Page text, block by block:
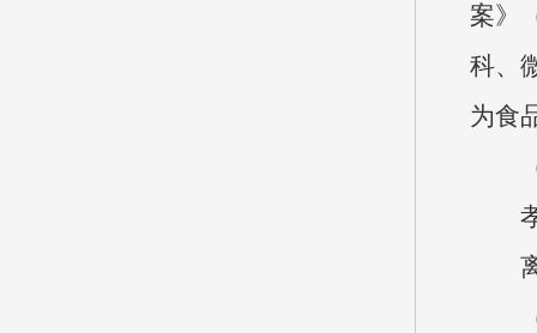
案》
科、
为食
（
孝
离
（